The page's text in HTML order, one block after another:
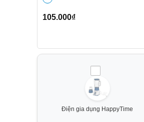
105.000₫
Điện gia dụng HappyTime